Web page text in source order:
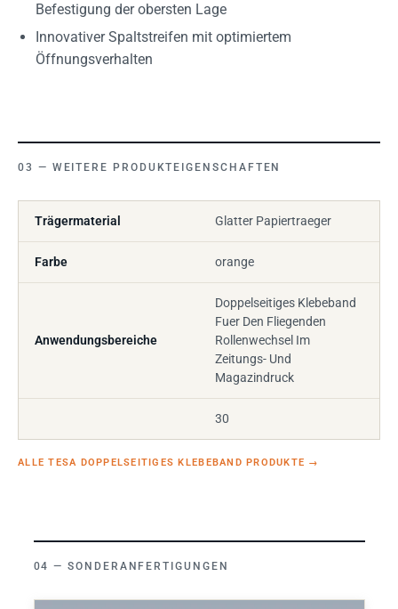
Befestigung der obersten Lage
Innovativer Spaltstreifen mit optimiertem
Öffnungsverhalten
WEITERE PRODUKTEIGENSCHAFTEN
Trägermaterial Glatter Papiertraeger
Farbe orange
Anwendungsbereiche
Doppelseitiges Klebeband
Fuer Den Fliegenden
Rollenwechsel Im
Zeitungs- Und
Magazindruck
30
ALLE TESA DOPPELSEITIGES KLEBEBAND PRODUKTE →
SONDERANFERTIGUNGEN